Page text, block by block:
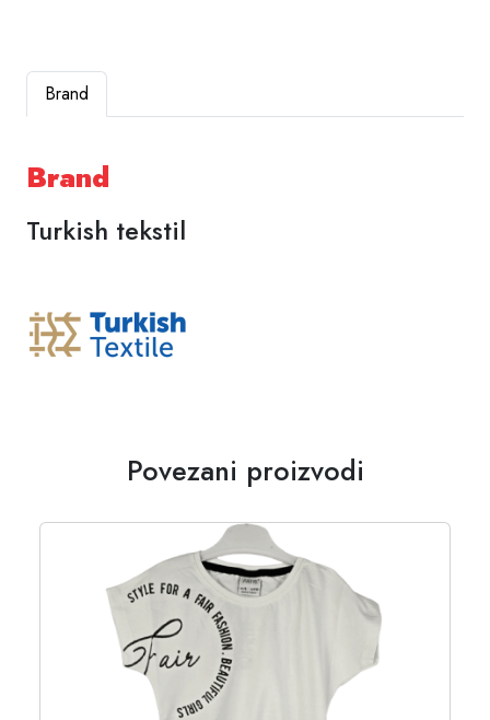
Brand
Brand
Turkish tekstil
Povezani proizvodi